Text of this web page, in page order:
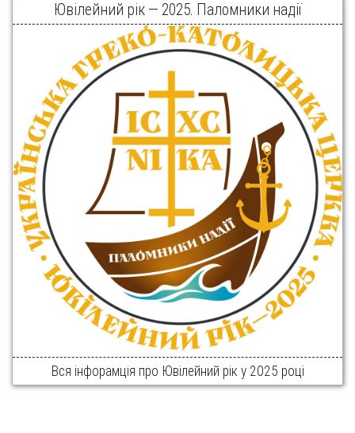
Ювілейний рік — 2025. Паломники надії
Вся інфорамція про Ювілейний рік у 2025 році